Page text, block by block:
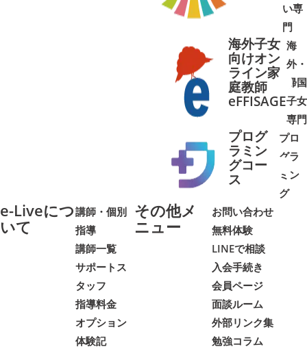
い専
門
海外子女
向けオン
ライン家
庭教師
eFFISAGE
海
外・
帰国
子女
専門
➜➜
プログ
ラミン
グコー
ス
プロ
グラ
ミン
グ
➜➜
e-Liveにつ
いて
講師・個別
指導
講師一覧
サポートス
タッフ
指導料金
オプション
体験記
その他メ
ニュー
お問い合わせ
無料体験
LINEで相談
入会手続き
会員ページ
面談ルーム
外部リンク集
勉強コラム